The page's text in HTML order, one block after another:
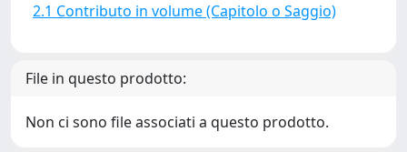
2.1 Contributo in volume (Capitolo o Saggio)
File in questo prodotto:
Non ci sono file associati a questo prodotto.